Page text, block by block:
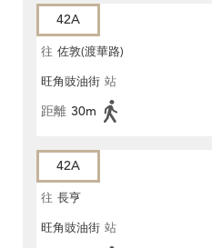
42A
往 佐敦(渡華路)
旺角豉油街 站
距離 30m
42A
往 長亨
旺角豉油街 站